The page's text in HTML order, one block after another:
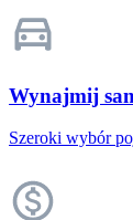
Wynajmij
Szeroki wybór